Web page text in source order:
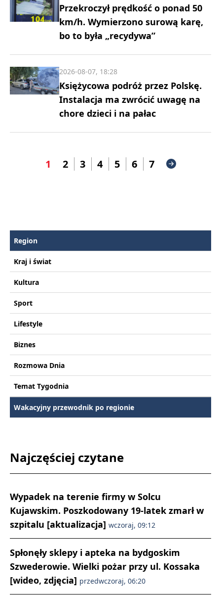
Przekroczył prędkość o ponad 50
km/h. Wymierzono surową karę,
bo to była „recydywa”
Księżycowa podróż przez Polskę.
Instalacja ma zwrócić uwagę na
chore dzieci i na pałac
2026-08-07, 18:28
1 2 3 4 5 6 7
Region
Kraj i świat
Kultura
Sport
Lifestyle
Biznes
Rozmowa Dnia
Temat Tygodnia
Wakacyjny przewodnik po regionie
Najczęściej czytane
Wypadek na terenie firmy w Solcu
Kujawskim. Poszkodowany 19-latek zmarł w
szpitalu [aktualizacja] wczoraj, 09:12
Spłonęły sklepy i apteka na bydgoskim
Szwederowie. Wielki pożar przy ul. Kossaka
[wideo, zdjęcia] przedwczoraj, 06:20